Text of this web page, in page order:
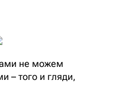
не можем
– того и гляди,